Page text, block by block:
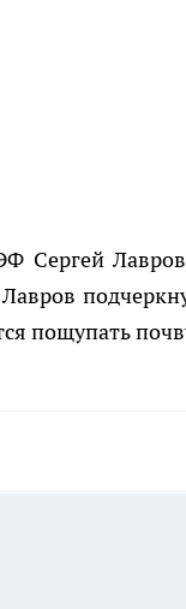
Сергей Лавров
пощупать